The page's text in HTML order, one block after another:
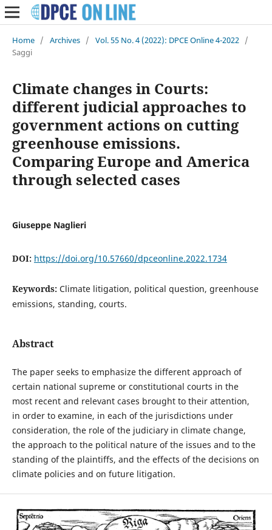
Home / Archives / Vol. 55 No. 4 (2022): DPCE Online 4-2022 /
Saggi
Climate changes in Courts:
different judicial approaches to
government actions on cutting
greenhouse emissions.
Comparing Europe and America
through selected cases
Giuseppe Naglieri
DOI: https://doi.org/10.57660/dpceonline.2022.1734
Keywords: Climate litigation, political question, greenhouse
emissions, standing, courts.
Abstract
The paper seeks to emphasize the different approach of
certain national supreme or constitutional courts in the
most recent and relevant cases brought to their attention,
in order to examine, in each of the jurisdictions under
consideration, the role of the judiciary in climate change,
the approach to the political nature of the issues and to the
standing of the plaintiffs, and the effects of the decisions on
climate policies and on future litigation.